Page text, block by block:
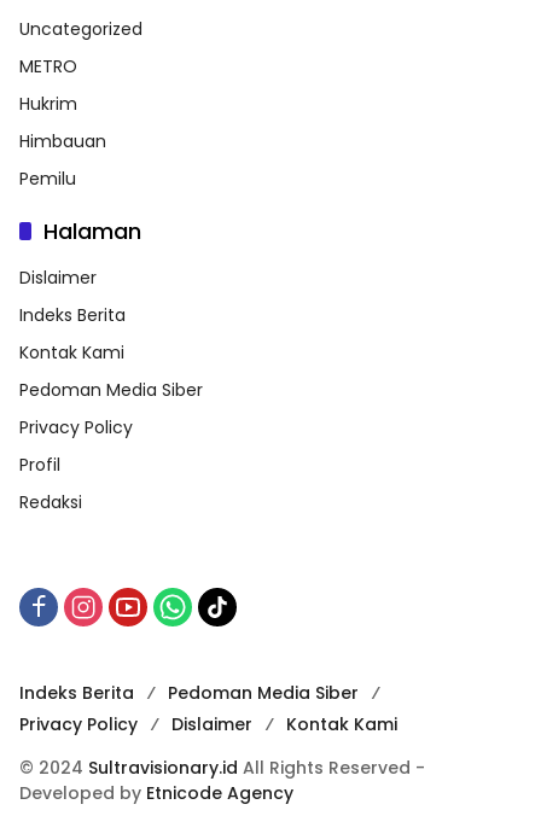
Uncategorized
METRO
Hukrim
Himbauan
Pemilu
Halaman
Dislaimer
Indeks Berita
Kontak Kami
Pedoman Media Siber
Privacy Policy
Profil
Redaksi
Indeks Berita
Pedoman Media Siber
Privacy Policy
Dislaimer
Kontak Kami
© 2024 Sultravisionary.id All Rights Reserved -
Developed by Etnicode Agency